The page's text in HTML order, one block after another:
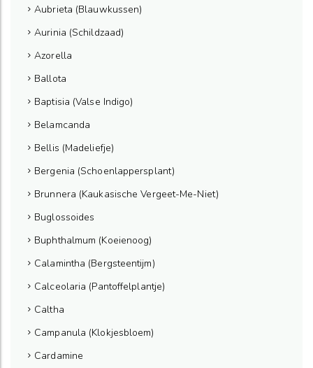
Aubrieta (Blauwkussen)
Aurinia (Schildzaad)
Azorella
Ballota
Baptisia (Valse Indigo)
Belamcanda
Bellis (Madeliefje)
Bergenia (Schoenlappersplant)
Brunnera (Kaukasische Vergeet-Me-Niet)
Buglossoides
Buphthalmum (Koeienoog)
Calamintha (Bergsteentijm)
Calceolaria (Pantoffelplantje)
Caltha
Campanula (Klokjesbloem)
Cardamine